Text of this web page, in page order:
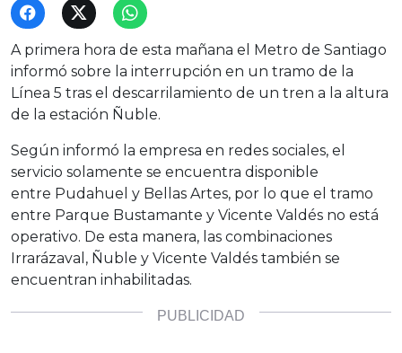
A primera hora de esta mañana el Metro de Santiago
informó sobre la interrupción en un tramo de la
Línea 5 tras el descarrilamiento de un tren a la altura
de la estación Ñuble.
Según informó la empresa en redes sociales, el
servicio solamente se encuentra disponible
entre Pudahuel y Bellas Artes, por lo que el tramo
entre Parque Bustamante y Vicente Valdés no está
operativo. De esta manera, las combinaciones
Irrarázaval, Ñuble y Vicente Valdés también se
encuentran inhabilitadas.